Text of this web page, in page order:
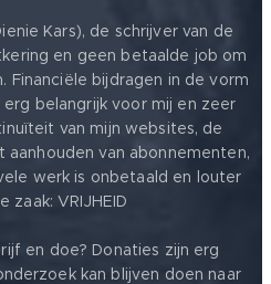
Kars), de schrijver van de
en geen betaalde job om
Financiële bijdragen in de vorm
erg belangrijk voor mij en zeer
van mijn websites, de
aanhouden van abonnementen,
werk is onbetaald en louter
zaak: VRIJHEID ❤️
en doe? Donaties zijn erg
kan blijven doen naar